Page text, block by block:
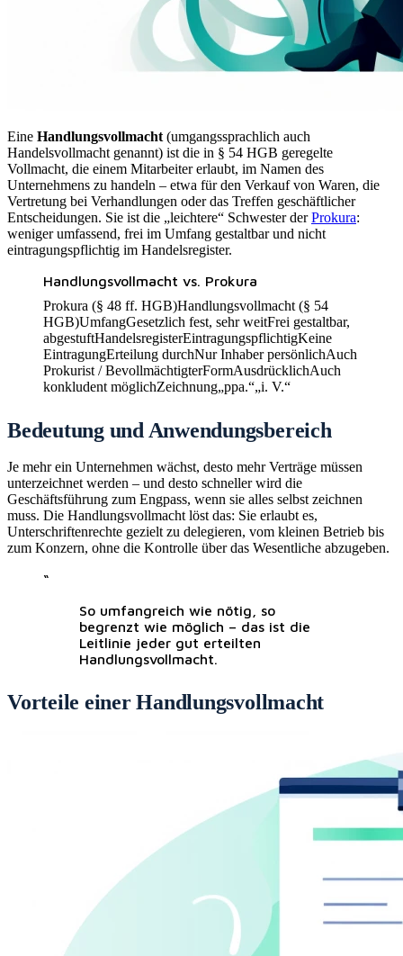
Eine Handlungsvollmacht (umgangssprachlich auch
Handelsvollmacht genannt) ist die in § 54 HGB geregelte
Vollmacht, die einem Mitarbeiter erlaubt, im Namen des
Unternehmens zu handeln – etwa für den Verkauf von Waren, die
Vertretung bei Verhandlungen oder das Treffen geschäftlicher
Entscheidungen. Sie ist die „leichtere“ Schwester derProkura:
weniger umfassend, frei im Umfang gestaltbar und nicht
eintragungspflichtig im Handelsregister.
Handlungsvollmacht vs. Prokura
Prokura (§ 48 ff. HGB)Handlungsvollmacht (§ 54
HGB)UmfangGesetzlich fest, sehr weitFrei gestaltbar,
abgestuftHandelsregisterEintragungspflichtigKeine
EintragungErteilung durchNur Inhaber persönlichAuch
Prokurist / BevollmächtigterFormAusdrücklichAuch
konkludent möglichZeichnung„ppa.“„i. V.“
Bedeutung und Anwendungsbereich
Je mehr ein Unternehmen wächst, desto mehr Verträge müssen
unterzeichnet werden – und desto schneller wird die
Geschäftsführung zum Engpass, wenn sie alles selbst zeichnen
muss. Die Handlungsvollmacht löst das: Sie erlaubt es,
Unterschriftenrechte gezielt zu delegieren, vom kleinen Betrieb bis
zum Konzern, ohne die Kontrolle über das Wesentliche abzugeben.
“
So umfangreich wie nötig, so
begrenzt wie möglich – das ist die
Leitlinie jeder gut erteilten
Handlungsvollmacht.
Vorteile einer Handlungsvollmacht